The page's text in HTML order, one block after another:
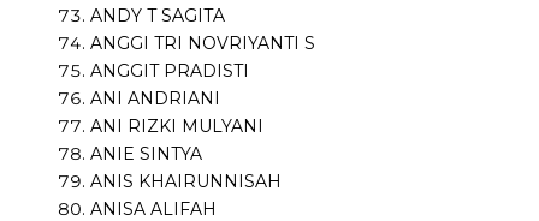
ANDY T SAGITA
ANGGI TRI NOVRIYANTI S
ANGGIT PRADISTI
ANI ANDRIANI
ANI RIZKI MULYANI
ANIE SINTYA
ANIS KHAIRUNNISAH
ANISA ALIFAH